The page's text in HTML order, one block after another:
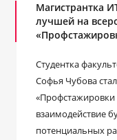
Магистрантка
лучшей на
Студентка
Софья Чубова
«Профстажировки
взаимодействие
потенциальных